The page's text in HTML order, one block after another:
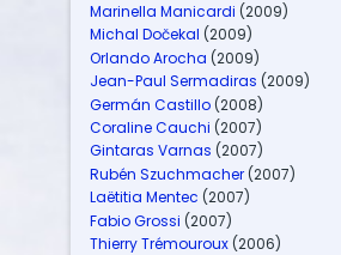
Marinella Manicardi (2009)
Michal Dočekal (2009)
Orlando Arocha (2009)
Jean-Paul Sermadiras (2009)
Germán Castillo (2008)
Coraline Cauchi (2007)
Gintaras Varnas (2007)
Rubén Szuchmacher (2007)
Laëtitia Mentec (2007)
Fabio Grossi (2007)
Thierry Trémouroux (2006)